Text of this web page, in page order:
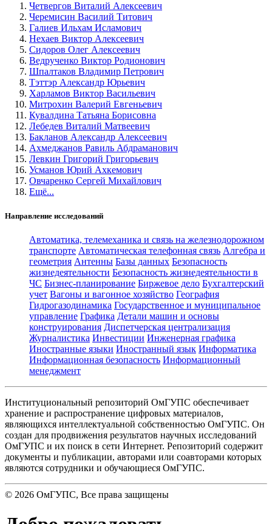
Четвергов Виталий Алексеевич
Черемисин Василий Титович
Галиев Ильхам Исламович
Нехаев Виктор Алексеевич
Сидоров Олег Алексеевич
Ведрученко Виктор Родионович
Шпалтаков Владимир Петрович
Тэттэр Александр Юрьевич
Харламов Виктор Васильевич
Митрохин Валерий Евгеньевич
Кувалдина Татьяна Борисовна
Лебедев Виталий Матвеевич
Бакланов Александр Алексеевич
Ахмеджанов Равиль Абдраманович
Левкин Григорий Григорьевич
Усманов Юрий Ахкемович
Овчаренко Сергей Михайлович
Ещё...
Направление исследований
Автоматика, телемеханика и связь на железнодорожном
транспорте Автоматическая телефонная связь Алгебра и
геометрия Антенны Базы данных Безопасность
жизнедеятельности Безопасность жизнедеятельности в
ЧС Бизнес-планирование Биржевое дело Бухгалтерский
учет Вагоны и вагонное хозяйство География
Гидрогазодинамика Государственное и муниципальное
управление Графика Детали машин и основы
конструирования Диспетчерская централизация
Журналистика Инвестиции Инженерная графика
Иностранные языки Иностранный язык Информатика
Информационная безопасность Информационный
менеджмент
Институциональный репозиторий ОмГУПС обеспечивает
хранение и распространение цифровых материалов,
являющихся интеллектуальной собственностью ОмГУПС. Он
создан для продвижения результатов научных исследований
ОмГУПС и их поиск в сети Интернет. Репозиторий содержит
документы и публикации, авторами или соавторами которых
являются сотрудники и обучающиеся ОмГУПС.
© 2026 ОмГУПС, Все права защищены